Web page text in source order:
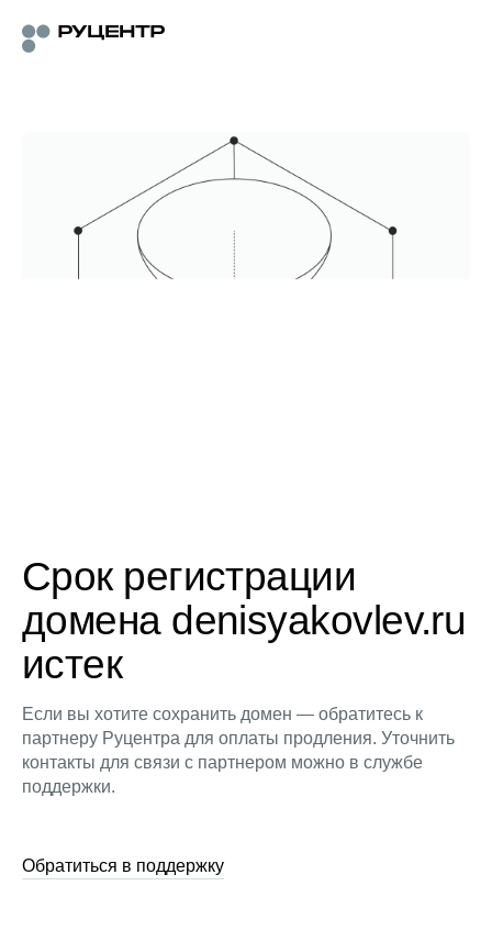
Срок регистрации
домена denisyakovlev.ru
истек
Если вы хотите сохранить домен — обратитесь к
партнеру Руцентра для оплаты продления. Уточнить
контакты для связи с партнером можно в службе
поддержки.
Обратиться в поддержку